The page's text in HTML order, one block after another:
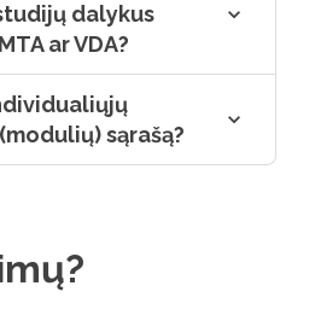
dalykus
ar VDA?
sąrašą?